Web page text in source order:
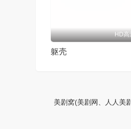
HD高
躯壳
美剧窝(美剧网、人人美